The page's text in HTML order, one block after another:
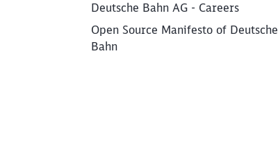
Deutsche Bahn AG - Careers
Open Source Manifesto of Deutsche
Bahn